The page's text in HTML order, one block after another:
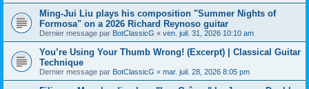
Ming-Jui Liu plays his composition "Summer Nights of
Formosa" on a 2026 Richard Reynoso guitar
Dernier message par BotClassicG « ven. juil. 31, 2026 10:10 am
You’re Using Your Thumb Wrong! (Excerpt) | Classical Guitar
Technique
Dernier message par BotClassicG « mar. juil. 28, 2026 8:05 pm